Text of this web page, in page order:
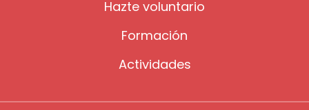
Hazte voluntario
Formación
Actividades